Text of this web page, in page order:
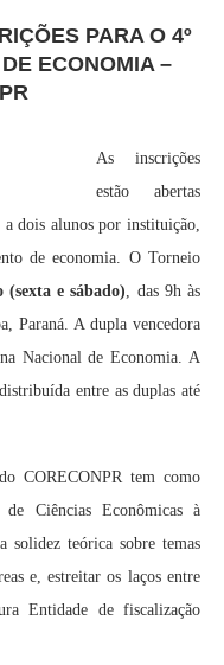
PARA O 4º
ECONOMIA –
As inscrições
estão abertas
a dois alunos por instituição,
de economia. O Torneio
e sábado), das 9h às
Paraná. A dupla vencedora
Nacional de Economia. A
entre as duplas até
CORECONPR tem como
Ciências Econômicas à
solidez teórica sobre temas
e, estreitar os laços entre
Entidade de fiscalização